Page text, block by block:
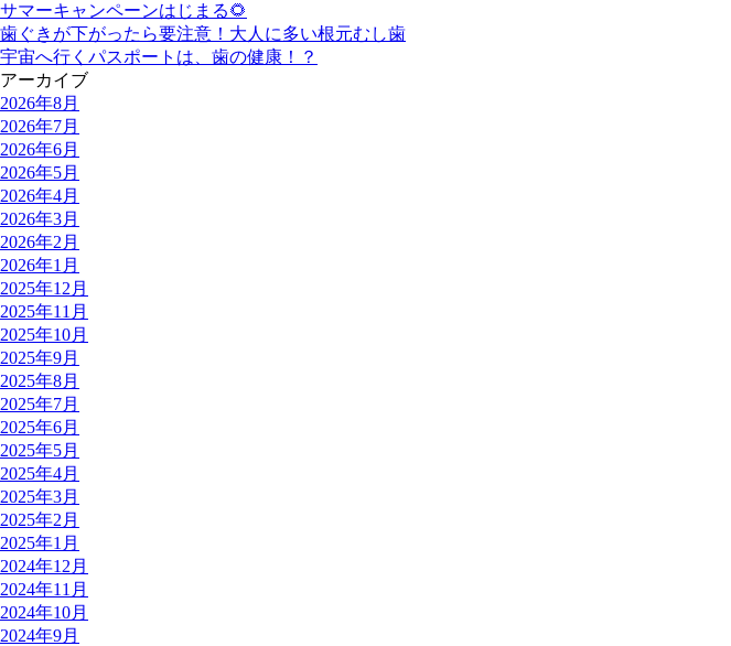
サマーキャンペーンはじまる🌻
歯ぐきが下がったら要注意！大人に多い根元むし歯
宇宙へ行くパスポートは、歯の健康！？
アーカイブ
2026年8月
2026年7月
2026年6月
2026年5月
2026年4月
2026年3月
2026年2月
2026年1月
2025年12月
2025年11月
2025年10月
2025年9月
2025年8月
2025年7月
2025年6月
2025年5月
2025年4月
2025年3月
2025年2月
2025年1月
2024年12月
2024年11月
2024年10月
2024年9月